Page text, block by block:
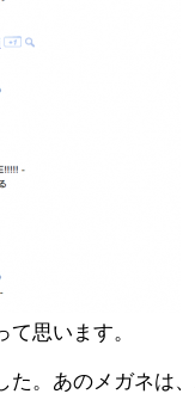
思います。
。あのメガネは、